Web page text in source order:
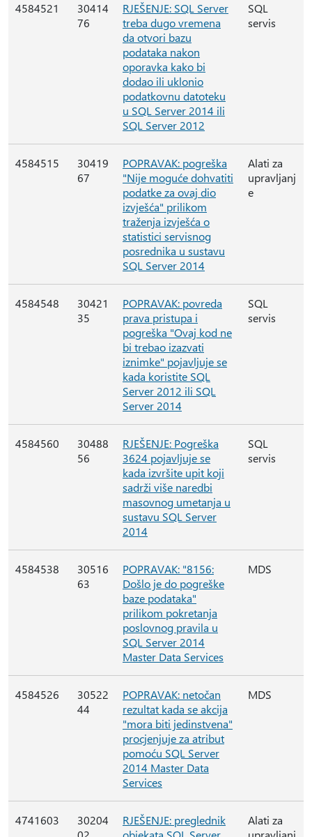
4584521
30414
76
RJEŠENJE: SQL Server
treba dugo vremena
da otvori bazu
podataka nakon
oporavka kako bi
dodao ili uklonio
podatkovnu datoteku
u SQL Server 2014 ili
SQL Server 2012
SQL
servis
4584515
30419
67
POPRAVAK: pogreška
"Nije moguće dohvatiti
podatke za ovaj dio
izvješća" prilikom
traženja izvješća o
statistici servisnog
posrednika u sustavu
SQL Server 2014
Alati za
upravljanj
e
4584548
30421
35
POPRAVAK: povreda
prava pristupa i
pogreška "Ovaj kod ne
bi trebao izazvati
iznimke" pojavljuje se
kada koristite SQL
Server 2012 ili SQL
Server 2014
SQL
servis
4584560
30488
56
RJEŠENJE: Pogreška
3624 pojavljuje se
kada izvršite upit koji
sadrži više naredbi
masovnog umetanja u
sustavu SQL Server
2014
SQL
servis
4584538
30516
63
POPRAVAK: "8156:
Došlo je do pogreške
baze podataka"
prilikom pokretanja
poslovnog pravila u
SQL Server 2014
Master Data Services
MDS
4584526
30522
44
POPRAVAK: netočan
rezultat kada se akcija
"mora biti jedinstvena"
procjenjuje za atribut
pomoću SQL Server
2014 Master Data
Services
MDS
4741603
30204
RJEŠENJE: preglednik
Alati za